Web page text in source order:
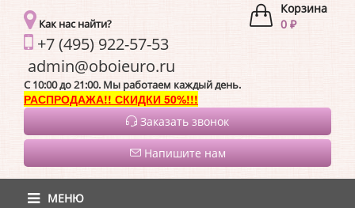
Корзина
0 ₽
Как нас найти?
+7 (495) 922-57-53
C 10:00 до 21:00. Мы работаем каждый день.
РАСПРОДАЖА!! СКИДКИ 50%!!!
Заказать звонок
Напишите нам
МЕНЮ